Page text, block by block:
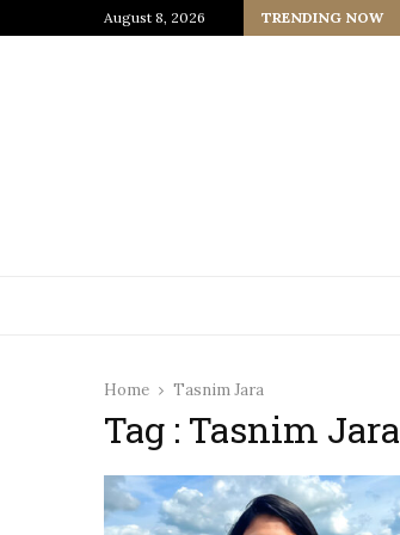
August 8, 2026 TRENDING NOW
জাপানি আধ্যাত্মিকতার ছোঁয়া
Home Tasnim Jara
Tag : Tasnim Jara